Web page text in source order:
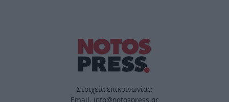
Στοιχεία επικοινωνίας:
Email. info@notospress.gr